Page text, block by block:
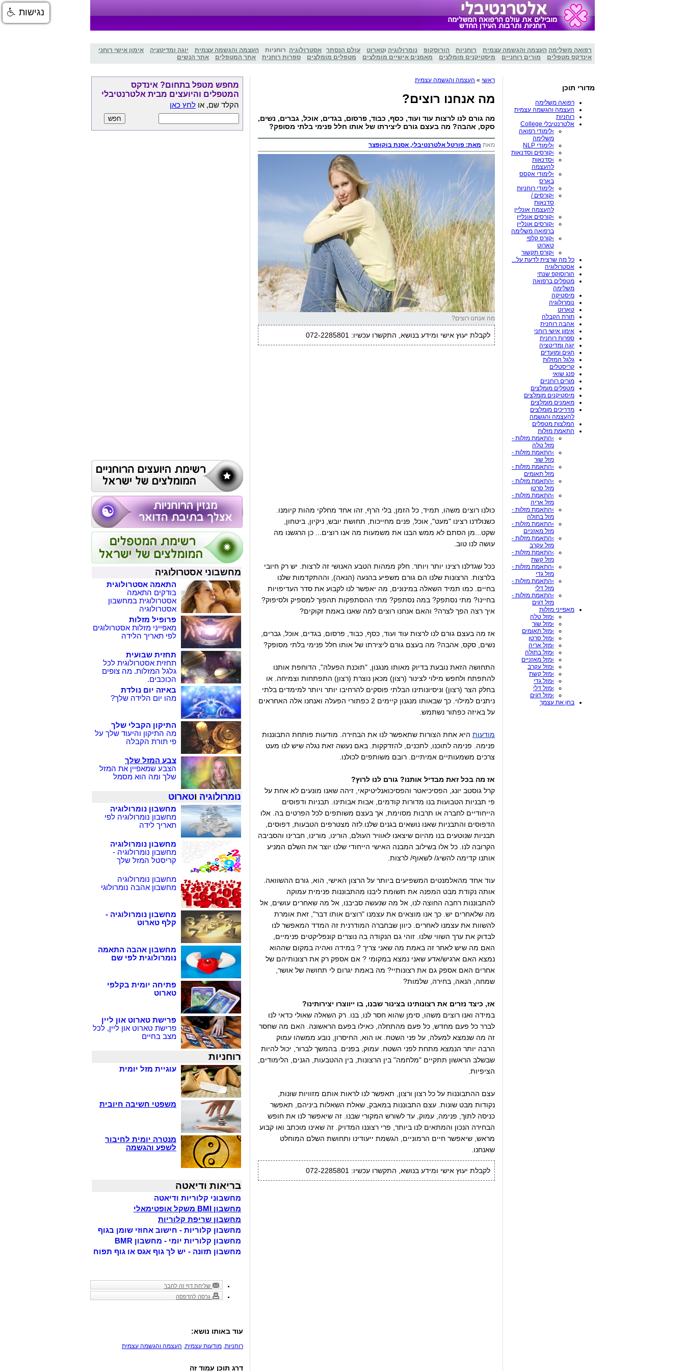
רפואה משלימה העצמה והגשמה עצמית רוחניות הורוסקופ נומרולוגיה וטארוט עולם הנסתר אסטרולוגיה רוחניות העצמה והגשמה עצמית יוגה ומדיטציה
אימון אישי רוחני
אינדקס מטפלים
מורים רוחניים מיסטיקנים מומלצים מאמנים אישיים מומלצים מטפלים מומלצים ספרות רוחנית אתר המטפלים אתר הנשים
מדורי תוכן
רפואה משלימה
העצמה והגשמה עצמית
רוחניות
אלטרנטיבלי College
›לימודי רפואה
משלימה
›לימודי NLP
›קורסים וסדנאות
›סדנאות
להעצמה
›לימודי אקסס
בארס
›לימודי רוחניות
›קורסים /
סדנאות
להעצמה אונליין
›קורסים אונליין
›קורסים אונליין
ברפואה משלימה
›קורס קלפי
טארוט
›קורס תקשור
כל מה שרצית לדעת על...
אסטרולוגיה
הורוסוקפ שנתי
מטפלים ברפואה
משלימה
מיסטיקה
נומרולוגיה
טארוט
תורת הקבלה
אהבה רוחנית
אימון אישי רוחני
ספרות רוחנית
יוגה ומדיטציה
חגים ומועדים
גלגל המזלות
קריסטלים
פנג שואי
מורים רוחניים
מטפלים מומלצים
מיסטיקנים מומלצים
מאמנים מומלצים
מדריכים מומלצים
להעצמה והגשמה
המלצות מטפלים
התאמת מזלות
›התאמת מזלות -
מזל טלה
›התאמת מזלות -
מזל שור
›התאמת מזלות -
מזל תאומים
›התאמת מזלות -
מזל סרטן
›התאמת מזלות -
מזל אריה
›התאמת מזלות -
מזל בתולה
›התאמת מזלות -
מזל מאזניים
›התאמת מזלות -
מזל עקרב
›התאמת מזלות -
מזל קשת
›התאמת מזלות -
מזל גדי
›התאמת מזלות -
מזל דלי
›התאמת מזלות -
מזל דגים
מאפייני מזלות
›מזל טלה
›מזל שור
›מזל תאומים
›מזל סרטן
›מזל אריה
›מזל בתולה
›מזל מאזניים
›מזל עקרב
›מזל קשת
›מזל גדי
›מזל דלי
›מזל דגים
בחן את עצמך
ראשי » העצמה והגשמה עצמית
מה אנחנו רוצים?
מה גורם לנו לרצות עוד ועוד, כסף, כבוד, פרסום, בגדים, אוכל, גברים, נשים,
סקס, אהבה? מה בעצם גורם ליצירתו של אותו חלל פנימי בלתי מסופק?
מאת מאת: פורטל אלטרנטיבלי, אסנת בוקופצר
מה אנחנו רוצים?
לקבלת יעוץ אישי ומידע בנושא, התקשרו עכשיו: 072-2285801
כולנו רוצים משהו, תמיד, כל הזמן, בלי הרף, זהו אחד מחלקי מהות קיומנו.
כשנולדנו רצינו "מעט", אוכל, פנים מחייכות, תחושת יובש, ניקיון, ביטחון,
שקט...מן הסתם לא ממש הבנו את משמעות מה אנו רוצים... כן הרגשנו מה
עושה לנו טוב.
ככל שגדלנו רצינו יותר ויותר. חלק ממהות הטבע האנושי זה לרצות. יש רק חיובי
בלרצות. הרצונות שלנו הם גורם משפיע בהנעה (הנאה), וההתקדמות שלנו
בחיים. כמו תמיד השאלה במינונים, מה יאפשר לנו לקבוע את סדר העדיפויות
בחיינו? מתי נסתפק? במה נסתפק? מתי ההסתפקות תהפוך למספיק ולסיפוק?
איך רצה הפך לצרה? והאם אנחנו רוצים למה שאנו באמת זקוקים?
אז מה בעצם גורם לנו לרצות עוד ועוד, כסף, כבוד, פרסום, בגדים, אוכל, גברים,
נשים, סקס, אהבה? מה בעצם גורם ליצירתו של אותו חלל פנימי בלתי מסופק?
התחושה הזאת נובעת בדיוק מאותו מנגנון, "תוכנת הפעלה", הדוחפת אותנו
להתפתח ולחפש מילוי לצינור (רצון) מכאן נוצרת (רצון) התפתחות וצמיחה. או
בחלק הצר (רצון) וניסיונותינו הבלתי פוסקים להרחיבו יותר ויותר למימדים בלתי
ניתנים למילוי. כך שבאותו מנגנון קיימים 2 כפתורי הפעלה ואנחנו אלה האחראים
על באיזה כפתור נשתמש.
מודעות היא אחת הצורות שתאפשר לנו את הבחירה. מודעות פותחת התבוננות
פנימה. פנימה לתוכנו, לתכנים, להזדקקות. באם נעשה זאת נגלה שיש לנו מעט
צרכים משמעותיים אמיתיים. רובם משותפים לכולנו.
אז מה בכל זאת מבדיל אותנו? גורם לנו לרוץ?
קרל גוסטב יונג, הפסיכיאטר והפסיכואנליטיקאי, זיהה שאנו מונעים לא אחת על
פי תבניות הטבועות בנו מדורות קודמים, אבות אבותינו. תבניות ודפוסים
הייחודיים לחברה או תרבות מסוימת, אך בעצם משותפים לכל הפרטים בה. אלו
הדפוסים והתבניות שאנו נושאים בגנים שלנו.לזה מצטרפים הטבעות, דפוסים,
תבניות שנוטעים בנו מהיום שיצאנו לאוויר העולם, הורינו, מורינו, חברינו והסביבה
הקרובה לנו. כל אלו בשילוב המבנה האישי הייחודי שלנו יוצר את השלם המניע
אותנו קדימה להשיג/ לשאוף/ לרצות.
עוד אחד מהאלמנטים המשפיעים ביותר על הרצון האישי, הוא, גורם ההשוואה.
אותה נקודת מבט המפנה את תשומת ליבנו מהתבוננות פנימית עמוקה
להתבוננות רחבה החוצה לנו, אל מה שנעשה סביבנו, אל מה שאחרים עושים, אל
מה שלאחרים יש. כך אנו מוצאים את עצמנו "רוצים אותו דבר", זאת אומרת
להשוות את עצמנו לאחרים. כיוון שבחברה המודרנית זה המדד המאפשר לנו
לבדוק את ערך השווי שלנו. זוהי גם הנקודה בה נוצרים קונפליקטים פנימיים,
האם מה שיש לאחר זה באמת מה שאני צריך ? במידה ואהיה במקום שההוא
נמצא האם ארגיש/אדע שאני נמצא במקומי ? אם אספק רק את רצונותיהם של
אחרים האם אספק גם את רצונותיי? מה באמת יגרום לי תחושה של אושר,
שמחה, הנאה, בחירה, שלמות?
אז, כיצד נזרים את רצונותינו בצינור שבנו, בו ייווצרו יצירותינו?
במידה ואנו רוצים משהו, סימן שהוא חסר לנו, בנו. רק השאלה שאולי כדאי לנו
לברר כל פעם מחדש, כל פעם מהתחלה, כאילו בפעם הראשונה. האם מה שחסר
זה מה שנמצא למעלה, על פני השטח. או הוא, החיסרון, נובע ממשהו עמוק
הרבה יותר הנמצא מתחת לפני השטח. עמוק, בפנים. בהמשך לברור, יכול להיות
שבשלב הראשון תתקיים "מלחמה" בין הרצונות, בין ההטבעות, הגנים, הלימודים,
הציפיות.
עצם ההתבוננות על כל רצון ורצון, תאפשר לנו לראות אותם מזוויות שונות,
נקודות מבט שונות. עצם התבוננות במאבק, שאלת השאלות ביניהם, תאפשר
כניסה לתוך, פנימה, עמוק, עד לשורש המקורי שבנו. זה שיאפשר לנו את חופש
הבחירה הנכון והמתאים לנו ביותר, פרי רצוננו המדויק. זה שאינו מוכתב ואו קבוע
מראש, שיאפשר חיים הרמוניים, הגשמת ייעודינו ותחושת השלם המוחלט
שאנחנו.
לקבלת יעוץ אישי ומידע בנושא, התקשרו עכשיו: 072-2285801
מחפש מטפל בתחום? אינדקס
המטפלים והיועצים מבית אלטרנטיבלי
הקלד שם, או לחץ כאן
מחשבוני אסטרולוגיה
התאמה אסטרולוגית
בודקים התאמה
אסטרולוגית במחשבון
אסטרולוגיה
פרופיל מזלות
מאפייני מזלות אסטרולוגים
לפי תאריך הלידה
תחזית שבועית
תחזית אסטרולוגית לכל
גלגל המזלות. מה צופים
הכוכבים.
באיזה יום נולדת
מהו יום הלידה שלך?
התיקון הקבלי שלך
מה התיקון והיעוד שלך על
פי תורת הקבלה
צבע המזל שלך
הצבע שמאפיין את המזל
שלך ומה הוא מסמל
נומרולוגיה וטארוט
מחשבון נומרולוגיה
מחשבון נומרולוגיה לפי
תאריך לידה
מחשבון נומרולוגיה
מחשבון נומרולוגיה -
קריסטל המזל שלך
מחשבון נומרולוגיה
מחשבון אהבה נומרולוגי
מחשבון נומרולוגיה -
קלף טארוט
מחשבון אהבה התאמה
נומרולוגית לפי שם
פתיחה יומית בקלפי
טארוט
פרישת טארוט און ליין
פרישת טארוט און ליין, לכל
מצב בחיים
רוחניות
עוגיית מזל יומית
משפטי חשיבה חיובית
מנטרה יומית לחיבור
לשפע והגשמה
בריאות ודיאטה
מחשבוני קלוריות ודיאטה
מחשבון BMI משקל אופטימאלי
מחשבון שריפת קלוריות
מחשבון קלוריות - חישוב אחוזי שומן בגוף
מחשבון קלוריות יומי - מחשבון BMR
מחשבון תזונה - יש לך גוף אגס או גוף תפוח
שליחת דף זה לחבר
גרסה להדפסה
עוד באותו נושא:
רוחניות, מודעות עצמית, העצמה והגשמה עצמית
דרג תוכן עמוד זה
נגישות